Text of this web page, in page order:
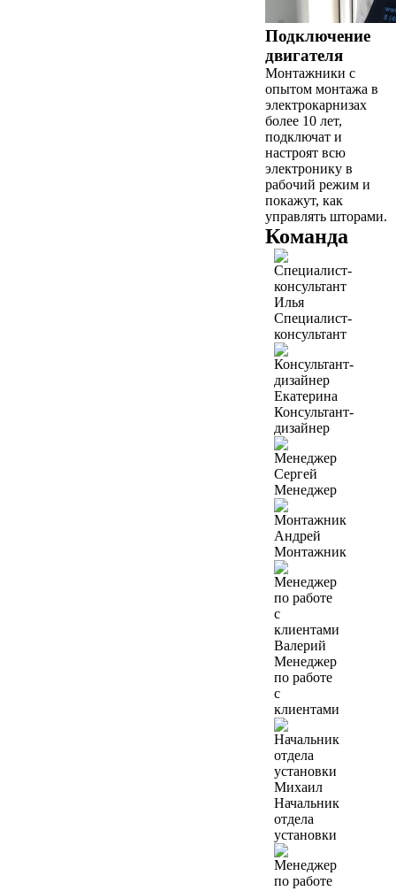
Подключение
двигателя
Монтажники с
опытом монтажа в
электрокарнизах
более 10 лет,
подключат и
настроят всю
электронику в
рабочий режим и
покажут, как
управлять шторами.
Команда
Илья
Специалист-
консультант
Екатерина
Консультант-
дизайнер
Сергей
Менеджер
Андрей
Монтажник
Валерий
Менеджер
по работе
с
клиентами
Михаил
Начальник
отдела
установки